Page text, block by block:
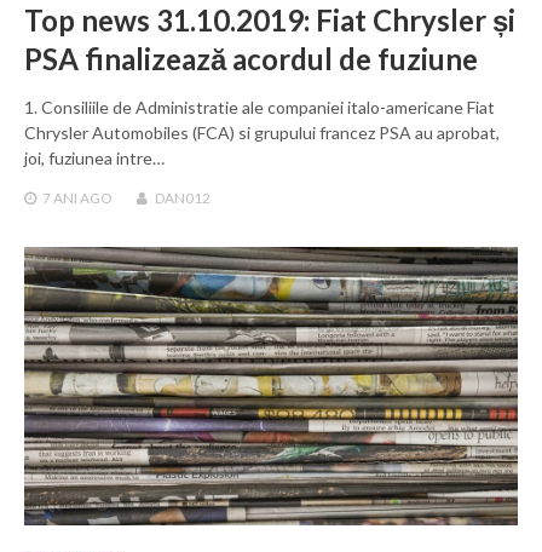
Top news 31.10.2019: Fiat Chrysler și
PSA finalizează acordul de fuziune
1. Consiliile de Administratie ale companiei italo-americane Fiat
Chrysler Automobiles (FCA) si grupului francez PSA au aprobat,
joi, fuziunea intre…
7 ANI AGO DAN012